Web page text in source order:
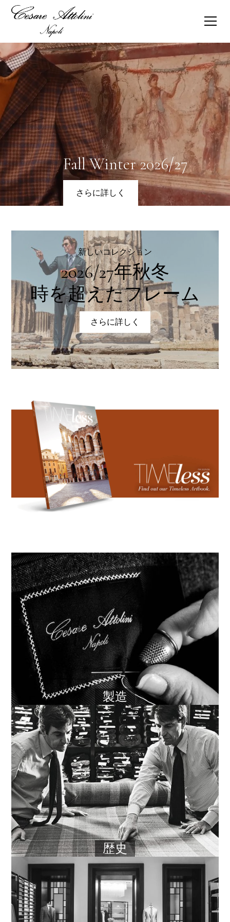
Fall Winter 2026/27
さらに詳しく
新しいコレクション
2026/27年秋冬
時を超えたフレーム
さらに詳しく
製造
歴史